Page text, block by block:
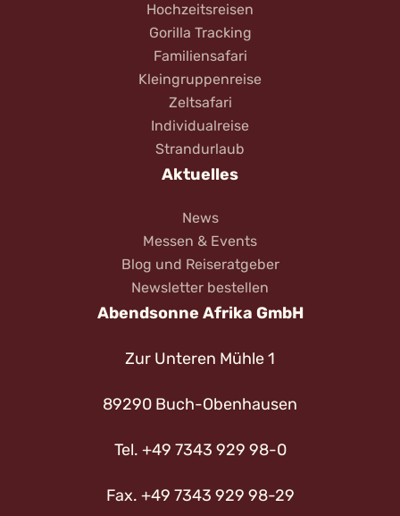
Hochzeitsreisen
Gorilla Tracking
Familiensafari
Kleingruppenreise
Zeltsafari
Individualreise
Strandurlaub
Aktuelles
News
Messen & Events
Blog und Reiseratgeber
Newsletter bestellen
Abendsonne Afrika GmbH
Zur Unteren Mühle 1
89290 Buch-Obenhausen
Tel. +49 7343 929 98-0
Fax. +49 7343 929 98-29